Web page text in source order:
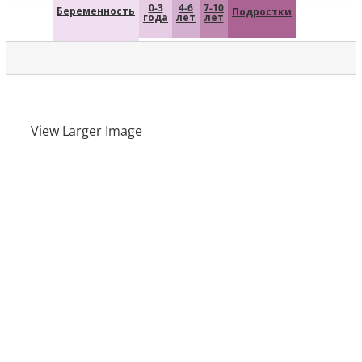
Беременность 0-3
года
4-6
лет
7-10
лет Подростки
View Larger Image